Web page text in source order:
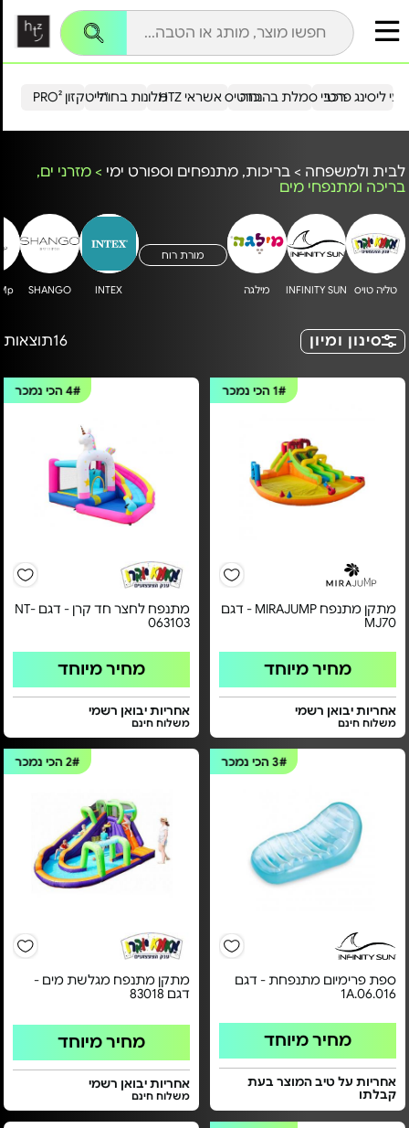
הייטקזון PRO²מלונות בחו"ל כרטיס אשראי HTZ ליסינג פרטירכבי סמלת בהנחה
לבית ולמשפחה > בריכות, מתנפחים וספורט ימי > מזרני ים,
בריכה ומתנפחי מים
טליה טויס INFINITY SUN מילגה
מורת רוח
INTEX
SHANGO
סינון ומיון 16תוצאות
1#הכי נמכר
מתקן מתנפח MIRAJUMP - דגם
MJ70
מחיר מיוחד
אחריות יבואן רשמי
משלוח חינם
4#הכי נמכר
מתנפח לחצר חד קרן - דגם NT-
063103
מחיר מיוחד
אחריות יבואן רשמי
משלוח חינם
3#הכי נמכר
ספת פרימיום מתנפחת - דגם
1A.06.016
מחיר מיוחד
אחריות על טיב המוצר בעת
קבלתו
2#הכי נמכר
מתקן מתנפח מגלשת מים -
דגם 83018
מחיר מיוחד
אחריות יבואן רשמי
משלוח חינם